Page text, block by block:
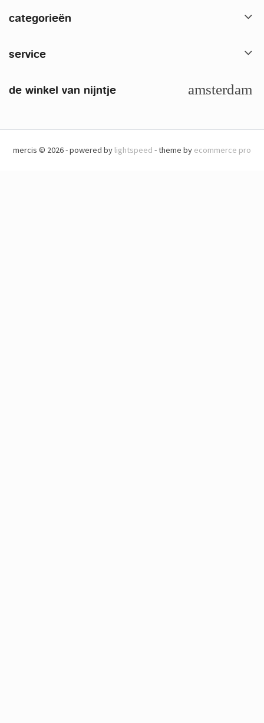
categorieën
service
de winkel van nijntje
mercis © 2026 - powered by lightspeed - theme by ecommerce pro